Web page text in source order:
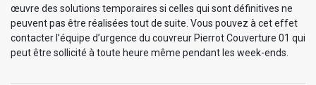
œuvre des solutions temporaires si celles qui sont définitives ne
peuvent pas être réalisées tout de suite. Vous pouvez à cet effet
contacter l’équipe d’urgence du couvreur Pierrot Couverture 01 qui
peut être sollicité à toute heure même pendant les week-ends.